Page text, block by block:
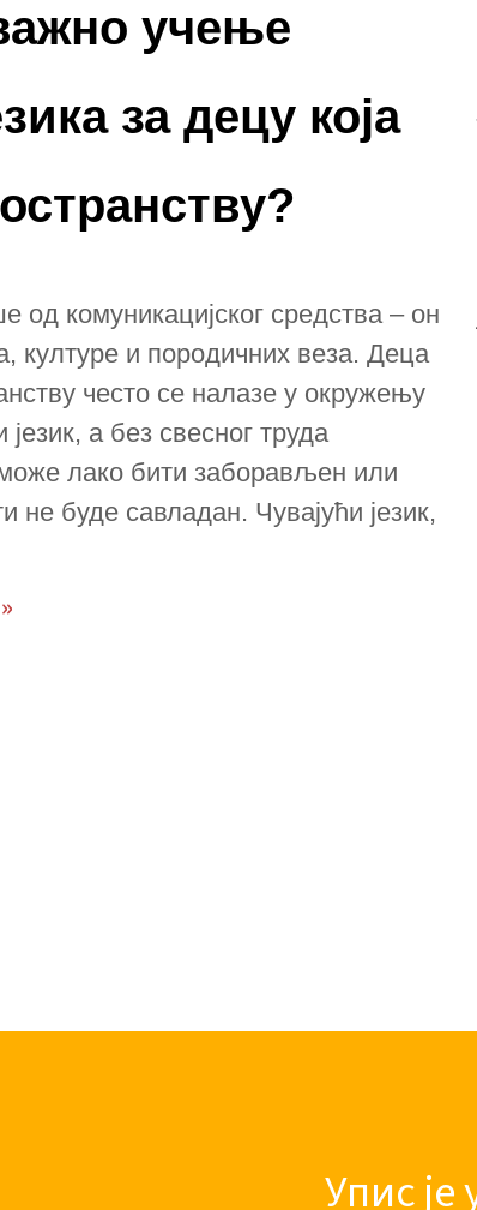
учење
за децу која
од комуникацијског средства – он
културе и породичних веза. Деца
често се налазе у окружењу
а без свесног труда
лако бити заборављен или
не буде савладан. Чувајући језик,
Упис је